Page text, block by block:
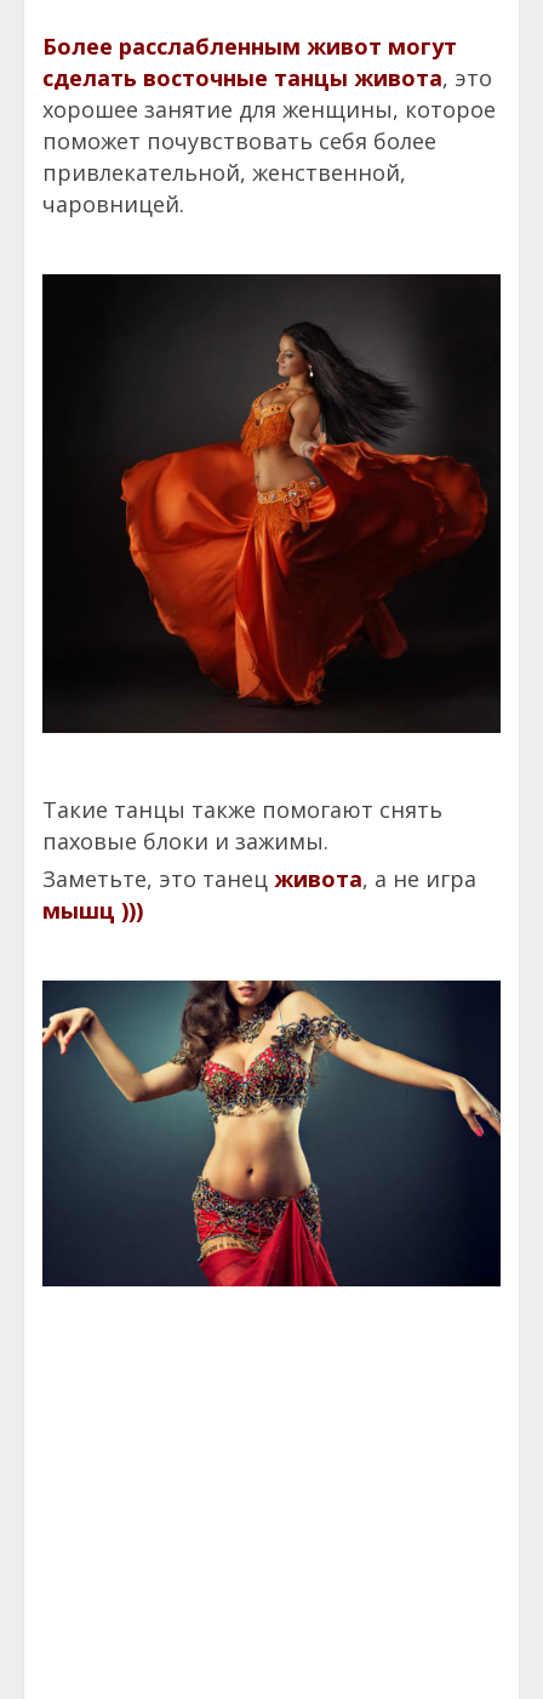
Более расслабленным живот могут
сделать восточные танцы живота, это
хорошее занятие для женщины, которое
поможет почувствовать себя более
привлекательной, женственной,
чаровницей.
Такие танцы также помогают снять
паховые блоки и зажимы.
Заметьте, это танец живота, а не игра
мышц )))